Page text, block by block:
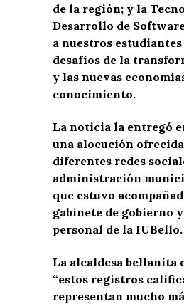
de la región; y la
Desarrollo de
a nuestros
desafíos de la
y las nuevas
conocimiento.
La noticia la entregó
una alocución
diferentes redes
administración
que estuvo
gabinete de gobierno
personal de la IUBello.
La alcaldesa bellanita
“estos registros
representan mucho